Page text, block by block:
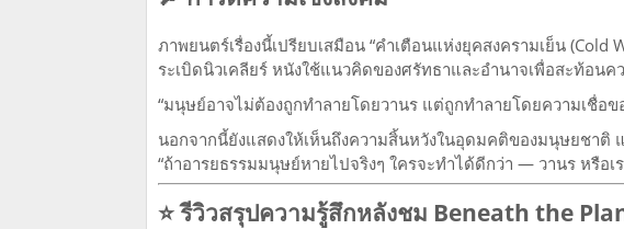
ภาพยนตร์เรื่องนี้เปรียบเสมือน “คำเตือนแห่งยุคสงครามเย็น (Cold
ระเบิดนิวเคลียร์ หนังใช้แนวคิดของศรัทธาและอำนาจเพื่อสะท้อนค
“มนุษย์อาจไม่ต้องถูกทำลายโดยวานร แต่ถูกทำลายโดยความเชื่อขอ
นอกจากนี้ยังแสดงให้เห็นถึงความสิ้นหวังในอุดมคติของมนุษยชาติ
“ถ้าอารยธรรมมนุษย์หายไปจริงๆ ใครจะทำได้ดีกว่า — วานร หรือเร
⭐ รีวิวสรุปความรู้สึกหลังชม Beneath the